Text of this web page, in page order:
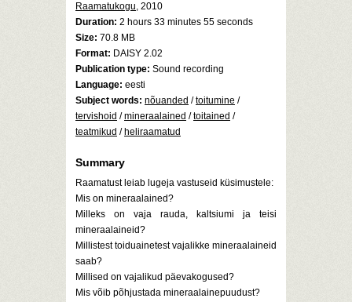
Raamatukogu, 2010
Duration: 2 hours 33 minutes 55 seconds
Size: 70.8 MB
Format: DAISY 2.02
Publication type: Sound recording
Language: eesti
Subject words: nõuanded /toitumine /
tervishoid /mineraalained /toitained /
teatmikud / heliraamatud
Summary
Raamatust leiab lugeja vastuseid küsimustele:
Mis on mineraalained?
Milleks on vaja rauda, kaltsiumi ja teisi
mineraalaineid?
Millistest toiduainetest vajalikke mineraalaineid
saab?
Millised on vajalikud päevakogused?
Mis võib põhjustada mineraalainepuudust?